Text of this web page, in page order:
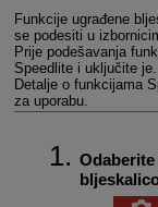
Funkcije ugrađene
se podesiti u
Prije podešavanja
Speedlite i uključite je.
Detalje o funkcijama
za uporabu.
Odaberite